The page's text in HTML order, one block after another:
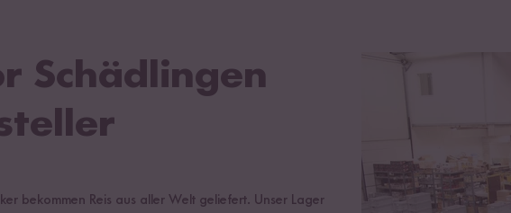
Schädlingen
bekommen Reis aus aller Welt geliefert. Unser Lager